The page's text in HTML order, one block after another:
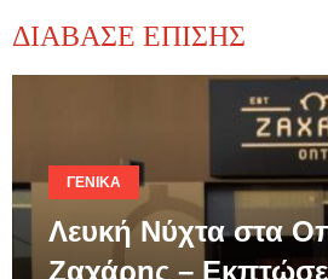
ΔΙΑΒΑΣΕ ΕΠΙΣΗΣ
ΓΕΝΙΚΆ
Λευκή Νύχτα στα
Ζαχάρης –